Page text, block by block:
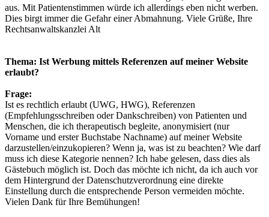
aus. Mit Patientenstimmen würde ich allerdings eben nicht werben.
Dies birgt immer die Gefahr einer Abmahnung. Viele Grüße, Ihre
Rechtsanwaltskanzlei Alt
Thema: Ist Werbung mittels Referenzen auf meiner Website
erlaubt?
Frage:
Ist es rechtlich erlaubt (UWG, HWG), Referenzen
(Empfehlungsschreiben oder Dankschreiben) von Patienten und
Menschen, die ich therapeutisch begleite, anonymisiert (nur
Vorname und erster Buchstabe Nachname) auf meiner Website
darzustellen/einzukopieren? Wenn ja, was ist zu beachten? Wie darf
muss ich diese Kategorie nennen? Ich habe gelesen, dass dies als
Gästebuch möglich ist. Doch das möchte ich nicht, da ich auch vor
dem Hintergrund der Datenschutzverordnung eine direkte
Einstellung durch die entsprechende Person vermeiden möchte.
Vielen Dank für Ihre Bemühungen!